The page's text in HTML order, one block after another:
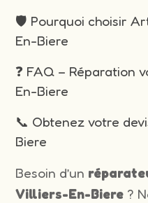
🛡️ Pourquoi choisir
En-Biere
❓ FAQ – Réparation
En-Biere
📞 Obtenez votre
Biere
Besoin d’un
Villiers-En-Biere ?